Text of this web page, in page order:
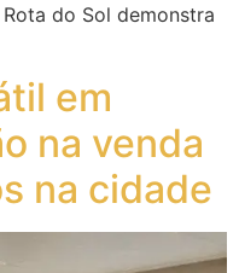
do Sol demonstra
em
na venda
na cidade